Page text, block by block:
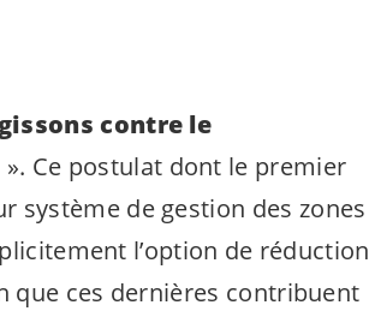
contre le
». Ce postulat dont le premier
système de gestion des zones
l’option de réduction
que ces dernières contribuent